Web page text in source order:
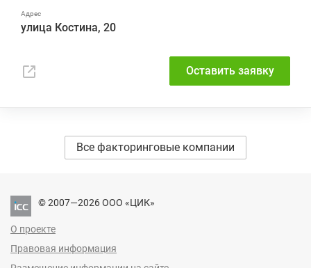
улица Костина, 20
Оставить заявку
Все факторинговые компании
© 2007—2026 ООО «ЦИК»
О проекте
Правовая информация